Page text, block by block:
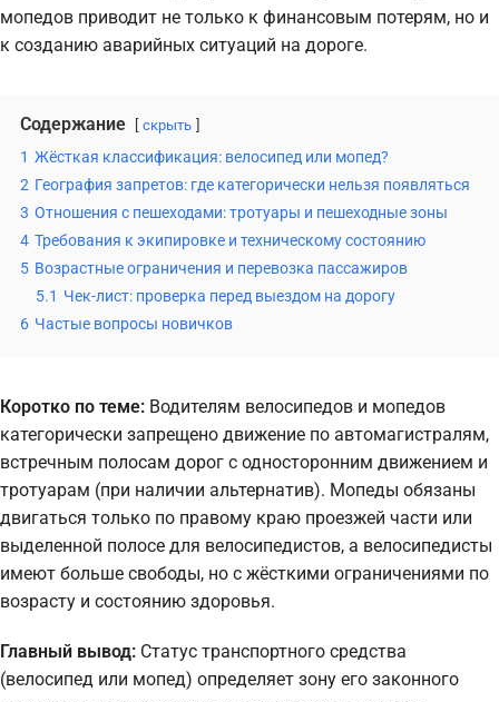
мопедов приводит не только к финансовым потерям, но и
к созданию аварийных ситуаций на дороге.
Содержание скрыть
1 Жёсткая классификация: велосипед или мопед?
2 География запретов: где категорически нельзя появляться
3 Отношения с пешеходами: тротуары и пешеходные зоны
4 Требования к экипировке и техническому состоянию
5 Возрастные ограничения и перевозка пассажиров
5.1 Чек-лист: проверка перед выездом на дорогу
6 Частые вопросы новичков
Коротко по теме: Водителям велосипедов и мопедов
категорически запрещено движение по автомагистралям,
встречным полосам дорог с односторонним движением и
тротуарам (при наличии альтернатив). Мопеды обязаны
двигаться только по правому краю проезжей части или
выделенной полосе для велосипедистов, а велосипедисты
имеют больше свободы, но с жёсткими ограничениями по
возрасту и состоянию здоровья.
Главный вывод: Статус транспортного средства
(велосипед или мопед) определяет зону его законного